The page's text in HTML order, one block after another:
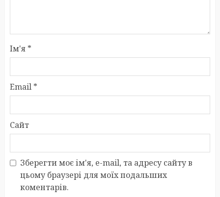
Ім'я *
Email *
Сайт
Зберегти моє ім'я, e-mail, та адресу сайту в
цьому браузері для моїх подальших
коментарів.